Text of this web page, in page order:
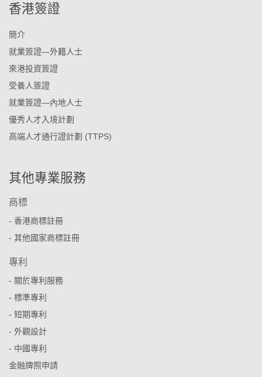
香港簽證
簡介
就業簽證—外籍人士
來港投資簽證
受養人簽證
就業簽證—內地人士
優秀人才入境計劃
高端人才通行證計劃 (TTPS)
其他專業服務
商標
- 香港商標註冊
- 其他國家商標註冊
專利
- 關於專利服務
- 標準專利
- 短期專利
- 外觀設計
- 中國專利
金融牌照申請